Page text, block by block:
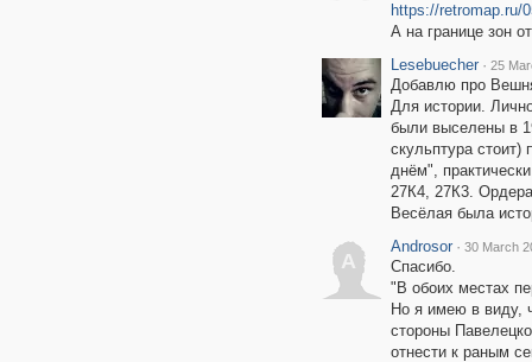
https://retromap.ru/
А на границе зон
Lesebuecher · 25
Добавлю про
Для истории.
были выселены в
скульптура
днём",
27К4, 27К3.
Весёлая была
A
Androsor · 30 March
Спасибо.
"В обоих местах
Но я имею в виду,
стороны
отнести к раным